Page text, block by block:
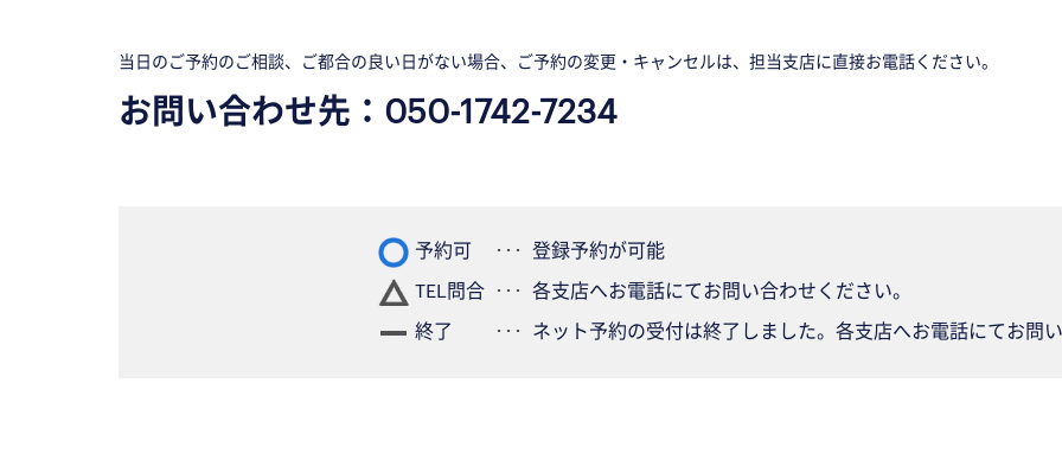
当日のご予約のご相談、ご都合の良い日がない場合、ご予約の変更・キャンセルは、担当支店に直接お電話ください。
お問い合わせ先： 050-1742-7234
予約可
登録予約が可能
TEL問合
各支店へお電話にてお問い合わせください。
終了
ネット予約の受付は終了しました。各支店へお電話にてお問い